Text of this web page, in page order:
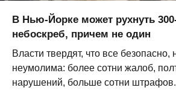
В Нью-Йорке может рухнуть
небоскреб, причем не один
Власти твердят, что все безопасно,
неумолима: более сотни жалоб,
нарушений, больше сотни